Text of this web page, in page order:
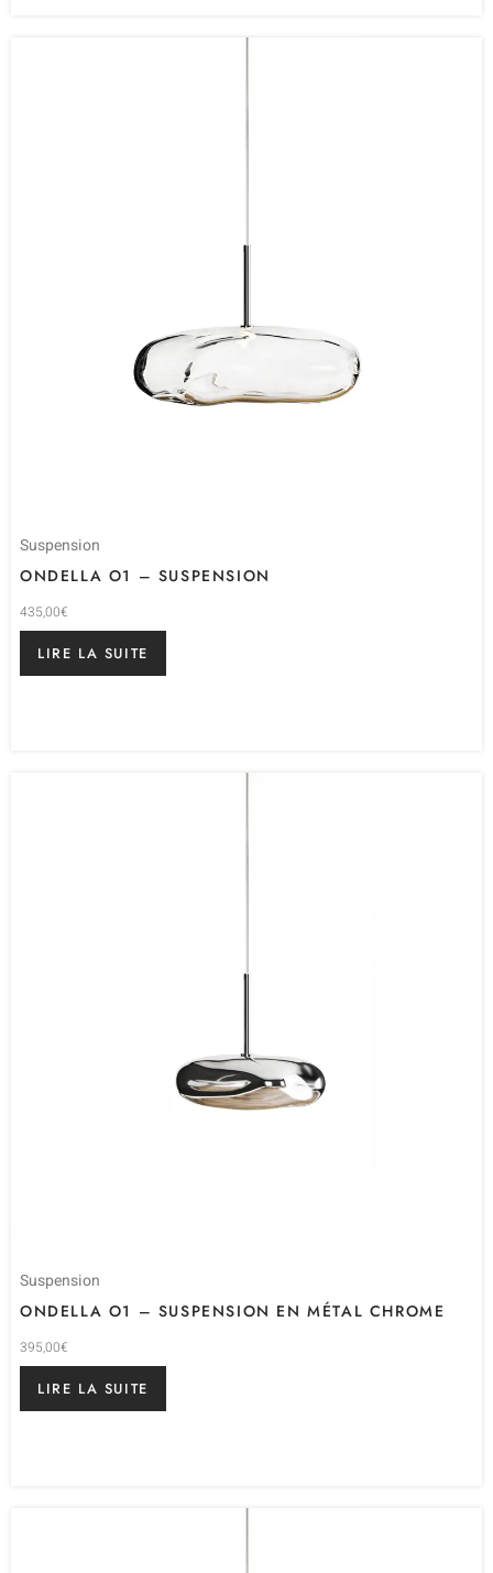
Suspension
ONDELLA O1 – SUSPENSION
435,00€
LIRE LA SUITE
Suspension
ONDELLA O1 – SUSPENSION EN MÉTAL CHROME
395,00€
LIRE LA SUITE